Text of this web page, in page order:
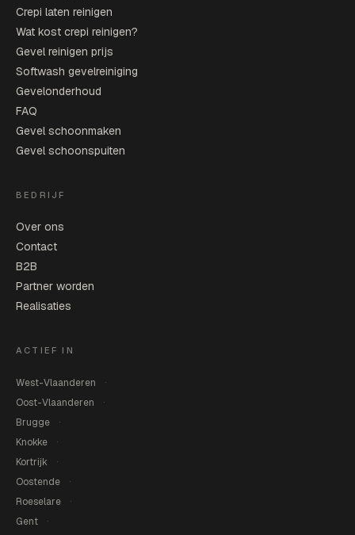
Crepi laten reinigen
Wat kost crepi reinigen?
Gevel reinigen prijs
Softwash gevelreiniging
Gevelonderhoud
FAQ
Gevel schoonmaken
Gevel schoonspuiten
BEDRIJF
Over ons
Contact
B2B
Partner worden
Realisaties
ACTIEF IN
West-Vlaanderen
Oost-Vlaanderen
Brugge
Knokke
Kortrijk
Oostende
Roeselare
Gent